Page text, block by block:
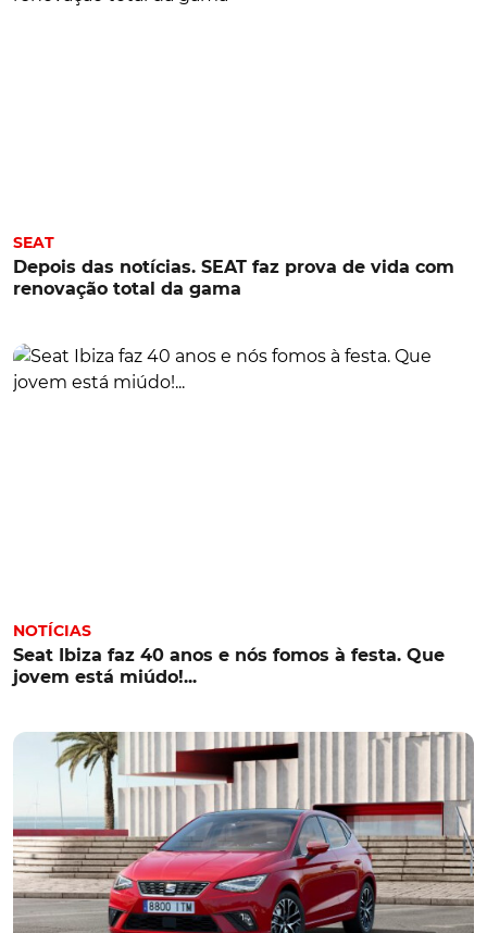
SEAT
Depois das notícias. SEAT faz prova de vida com
renovação total da gama
NOTÍCIAS
Seat Ibiza faz 40 anos e nós fomos à festa. Que
jovem está miúdo!...